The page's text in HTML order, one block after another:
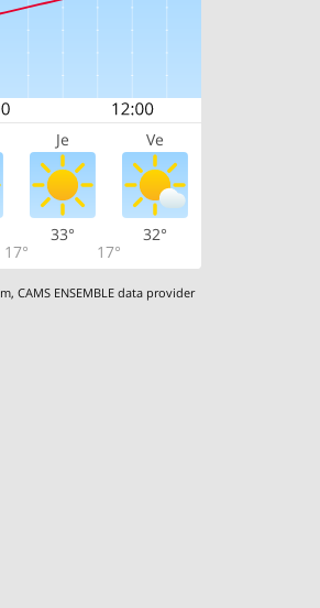
Je Ve
17°
33°
17°
32°
,CAMS ENSEMBLE data provider